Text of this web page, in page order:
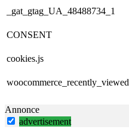
_gat_gtag_UA_48488734_1
CONSENT
cookies.js
woocommerce_recently_viewed
Annonce
advertisement